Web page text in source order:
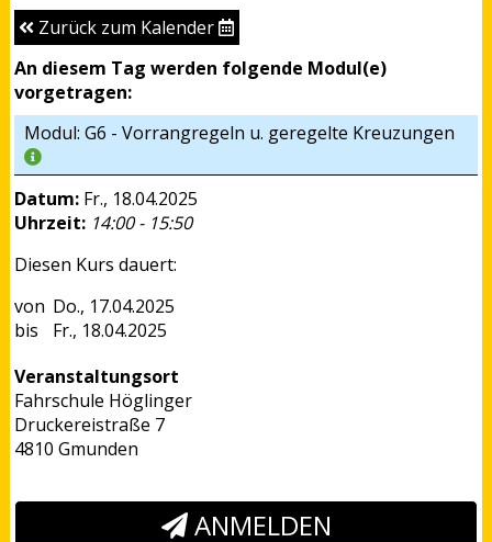
Zurück zum Kalender
An diesem Tag werden folgende Modul(e)
vorgetragen:
Modul: G6 - Vorrangregeln u. geregelte Kreuzungen
Datum: Fr., 18.04.2025
Uhrzeit: 14:00 - 15:50
Diesen Kurs dauert:
Do., 17.04.2025
Fr., 18.04.2025
Veranstaltungsort
Fahrschule Höglinger
Druckereistraße 7
4810 Gmunden
ANMELDEN